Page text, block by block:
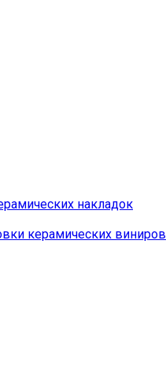
накладок
керамических виниров